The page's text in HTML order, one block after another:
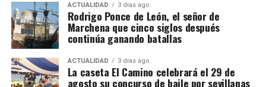
ACTUALIDAD 3 días ago
Rodrigo Ponce de León, el señor de
Marchena que cinco siglos después
continúa ganando batallas
ACTUALIDAD 3 días ago
La caseta El Camino celebrará el 29 de
agosto su concurso de baile por sevillanas